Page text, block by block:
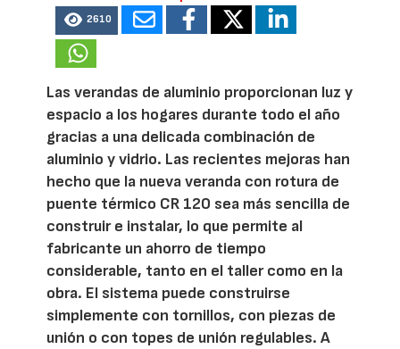
2610
Las verandas de aluminio proporcionan luz y
espacio a los hogares durante todo el año
gracias a una delicada combinación de
aluminio y vidrio. Las recientes mejoras han
hecho que la nueva veranda con rotura de
puente térmico CR 120 sea más sencilla de
construir e instalar, lo que permite al
fabricante un ahorro de tiempo
considerable, tanto en el taller como en la
obra. El sistema puede construirse
simplemente con tornillos, con piezas de
unión o con topes de unión regulables. A